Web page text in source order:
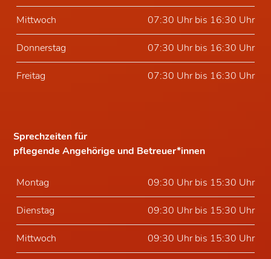
Mittwoch 07:30 Uhr bis 16:30 Uhr
Donnerstag 07:30 Uhr bis 16:30 Uhr
Freitag 07:30 Uhr bis 16:30 Uhr
Sprechzeiten für
pflegende Angehörige und Betreuer*innen
Montag 09:30 Uhr bis 15:30 Uhr
Dienstag 09:30 Uhr bis 15:30 Uhr
Mittwoch 09:30 Uhr bis 15:30 Uhr